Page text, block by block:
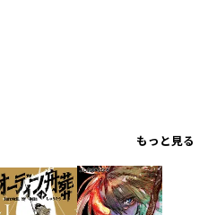
もっと見る